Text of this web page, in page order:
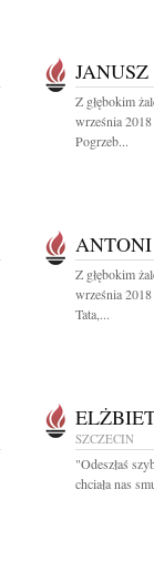
Z głębokim
września
Pogrzeb...
Z głębokim
września
Tata,...
SZCZECIN
"Odeszłaś
chciała nas